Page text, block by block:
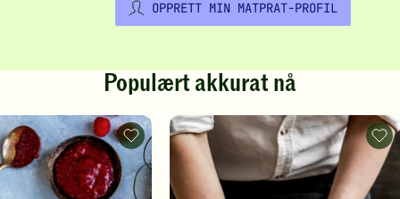
OPPRETT MIN MATPRAT-PROFIL
Populært akkurat nå
Vafler
-
legg
til
favoritter
-
legg
til